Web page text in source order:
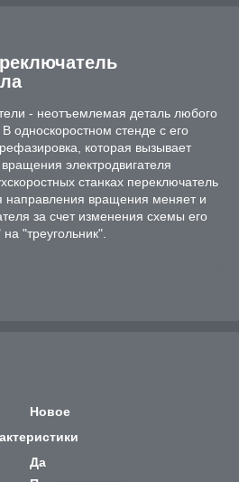
- неотъемлемая деталь любого
односкоростном стенде с его
которая вызывает
электродвигателя
станках переключатель
вращения меняет и
за счет изменения схемы его
"треугольник".
Новое
Да